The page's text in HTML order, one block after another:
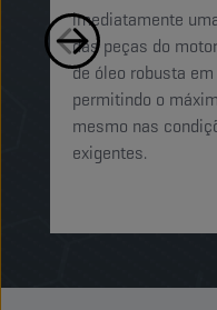
imediatamente
das peças do
de óleo robusta
permitindo o
mesmo nas
exigentes.